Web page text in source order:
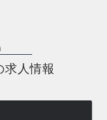
求人情報